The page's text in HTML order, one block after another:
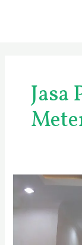
Jasa
Plafon
Pasuruan